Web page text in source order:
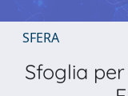
SFERA
Sfoglia